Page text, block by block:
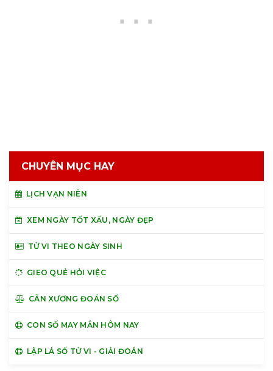
CHUYÊN MỤC HAY
LỊCH VẠN NIÊN
XEM NGÀY TỐT XẤU, NGÀY ĐẸP
TỬ VI THEO NGÀY SINH
GIEO QUẺ HỎI VIỆC
CÂN XƯƠNG ĐOÁN SỐ
CON SỐ MAY MẮN HÔM NAY
LẬP LÁ SỐ TỬ VI - GIẢI ĐOÁN